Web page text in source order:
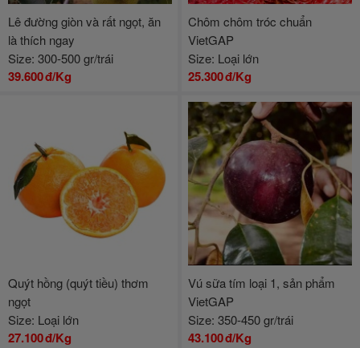
Lê đường giòn và rất ngọt, ăn
là thích ngay
Size: 300-500 gr/trái
39.600đ/Kg
Chôm chôm tróc chuẩn
VietGAP
Size: Loại lớn
25.300đ/Kg
Quýt hồng (quýt tiều) thơm
ngọt
Size: Loại lớn
27.100đ/Kg
Vú sữa tím loại 1, sản phẩm
VietGAP
Size: 350-450 gr/trái
43.100đ/Kg